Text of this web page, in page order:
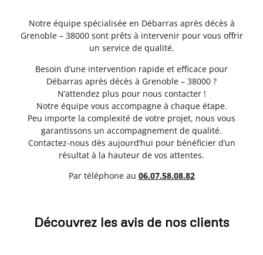
Notre équipe spécialisée en Débarras après décès à
Grenoble – 38000 sont prêts à intervenir pour vous offrir
un service de qualité.
Besoin d’une intervention rapide et efficace pour
Débarras après décès à Grenoble – 38000 ?
N’attendez plus pour nous contacter !
Notre équipe vous accompagne à chaque étape.
Peu importe la complexité de votre projet, nous vous
garantissons un accompagnement de qualité.
Contactez-nous dès aujourd’hui pour bénéficier d’un
résultat à la hauteur de vos attentes.
Par téléphone au 06.07.58.08.82
Découvrez les avis de nos clients